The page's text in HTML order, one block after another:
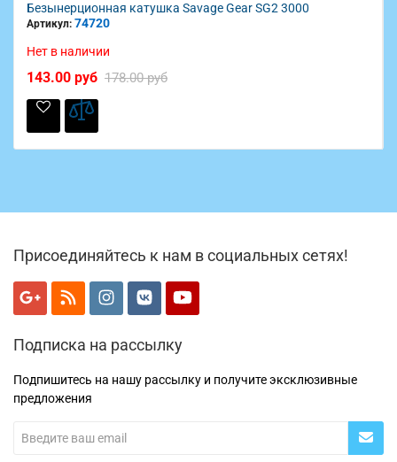
Безынерционная катушка Savage Gear SG2 3000
Артикул: 74720
Нет в наличии
143.00 руб 178.00 руб
Присоединяйтесь к нам в социальных сетях!
Подписка на рассылку
Подпишитесь на нашу рассылку и получите эксклюзивные
предложения